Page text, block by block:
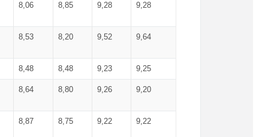
8,06 8,85 9,28 9,28
8,53 8,20 9,52 9,64
8,48 8,48 9,23 9,25
8,64 8,80 9,26 9,20
8,87 8,75 9,22 9,22